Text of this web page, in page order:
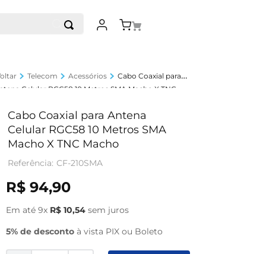
Telecom Acessórios
Cabo Coaxial para
Celular RGC58 10 Metros SMA Macho X TNC
Cabo Coaxial para Antena
Celular RGC58 10 Metros SMA
Macho X TNC Macho
CF-210SMA
R$ 94,90
Em até 9x R$ 10,54sem juros
5% de descontoà vista PIX ou Boleto